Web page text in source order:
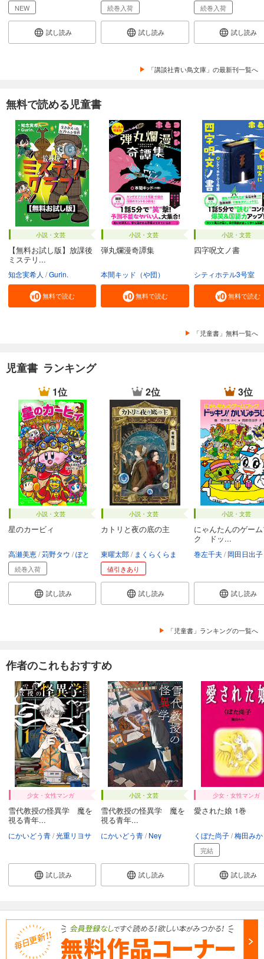
NEW
試し読み
続巻入荷
試し読み
続巻入荷
試し読み
「講談社青い鳥文庫」の最新刊一覧へ
無料で読める児童書
小説・文芸
【無料お試し版】放課後
ミステリ...
知念実希人 Gurin.
無料で読む
小説・文芸
弾丸爛漫奇譚集
本間キッド（や団）
無料で読む
小説・文芸
四字呪文ノ書
シティホテル3号室
無料で読む
「児童書」無料一覧へ
児童書 ランキング
1位
小説・文芸
星のカービィ
高瀬美恵 苅野タウ ぽと
続巻入荷
試し読み
2位
小説・文芸
カトリと夜の底の主
東曜太郎 まくらくらま
値引きあり
試し読み
3位
小説・文芸
にゃんたんのゲー
ク ドッ...
巻左千夫 岡田日出子
試し読み
「児童書」ランキングの一覧へ
作者のこれもおすすめ
少女・女性マンガ
雪代教授の怪異学 魔を
視る青年...
にかいどう青 光重リヨサ
試し読み
小説・文芸
雪代教授の怪異学 魔を
視る青年...
にかいどう青 Ney
試し読み
少女・女性マンガ
愛された娘 1巻
くぼた尚子 梅田みか
完結
試し読み